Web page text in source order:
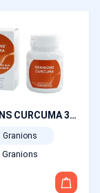
GRANIONS CURCUMA 30 gélules végétales
Granions
Granions